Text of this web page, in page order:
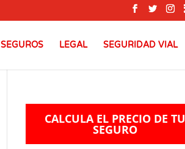
SEGUROS LEGAL SEGURIDAD VIAL
CALCULA EL PRECIO DE TU
SEGURO